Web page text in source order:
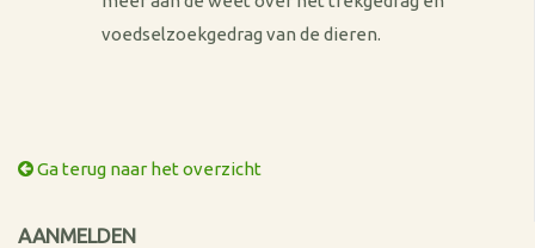
voedselzoekgedrag van de dieren.
Ga terug naar het overzicht
AANMELDEN